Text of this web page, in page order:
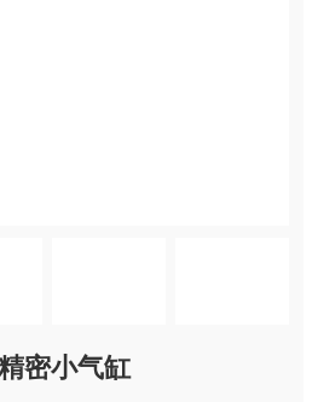
密小气缸